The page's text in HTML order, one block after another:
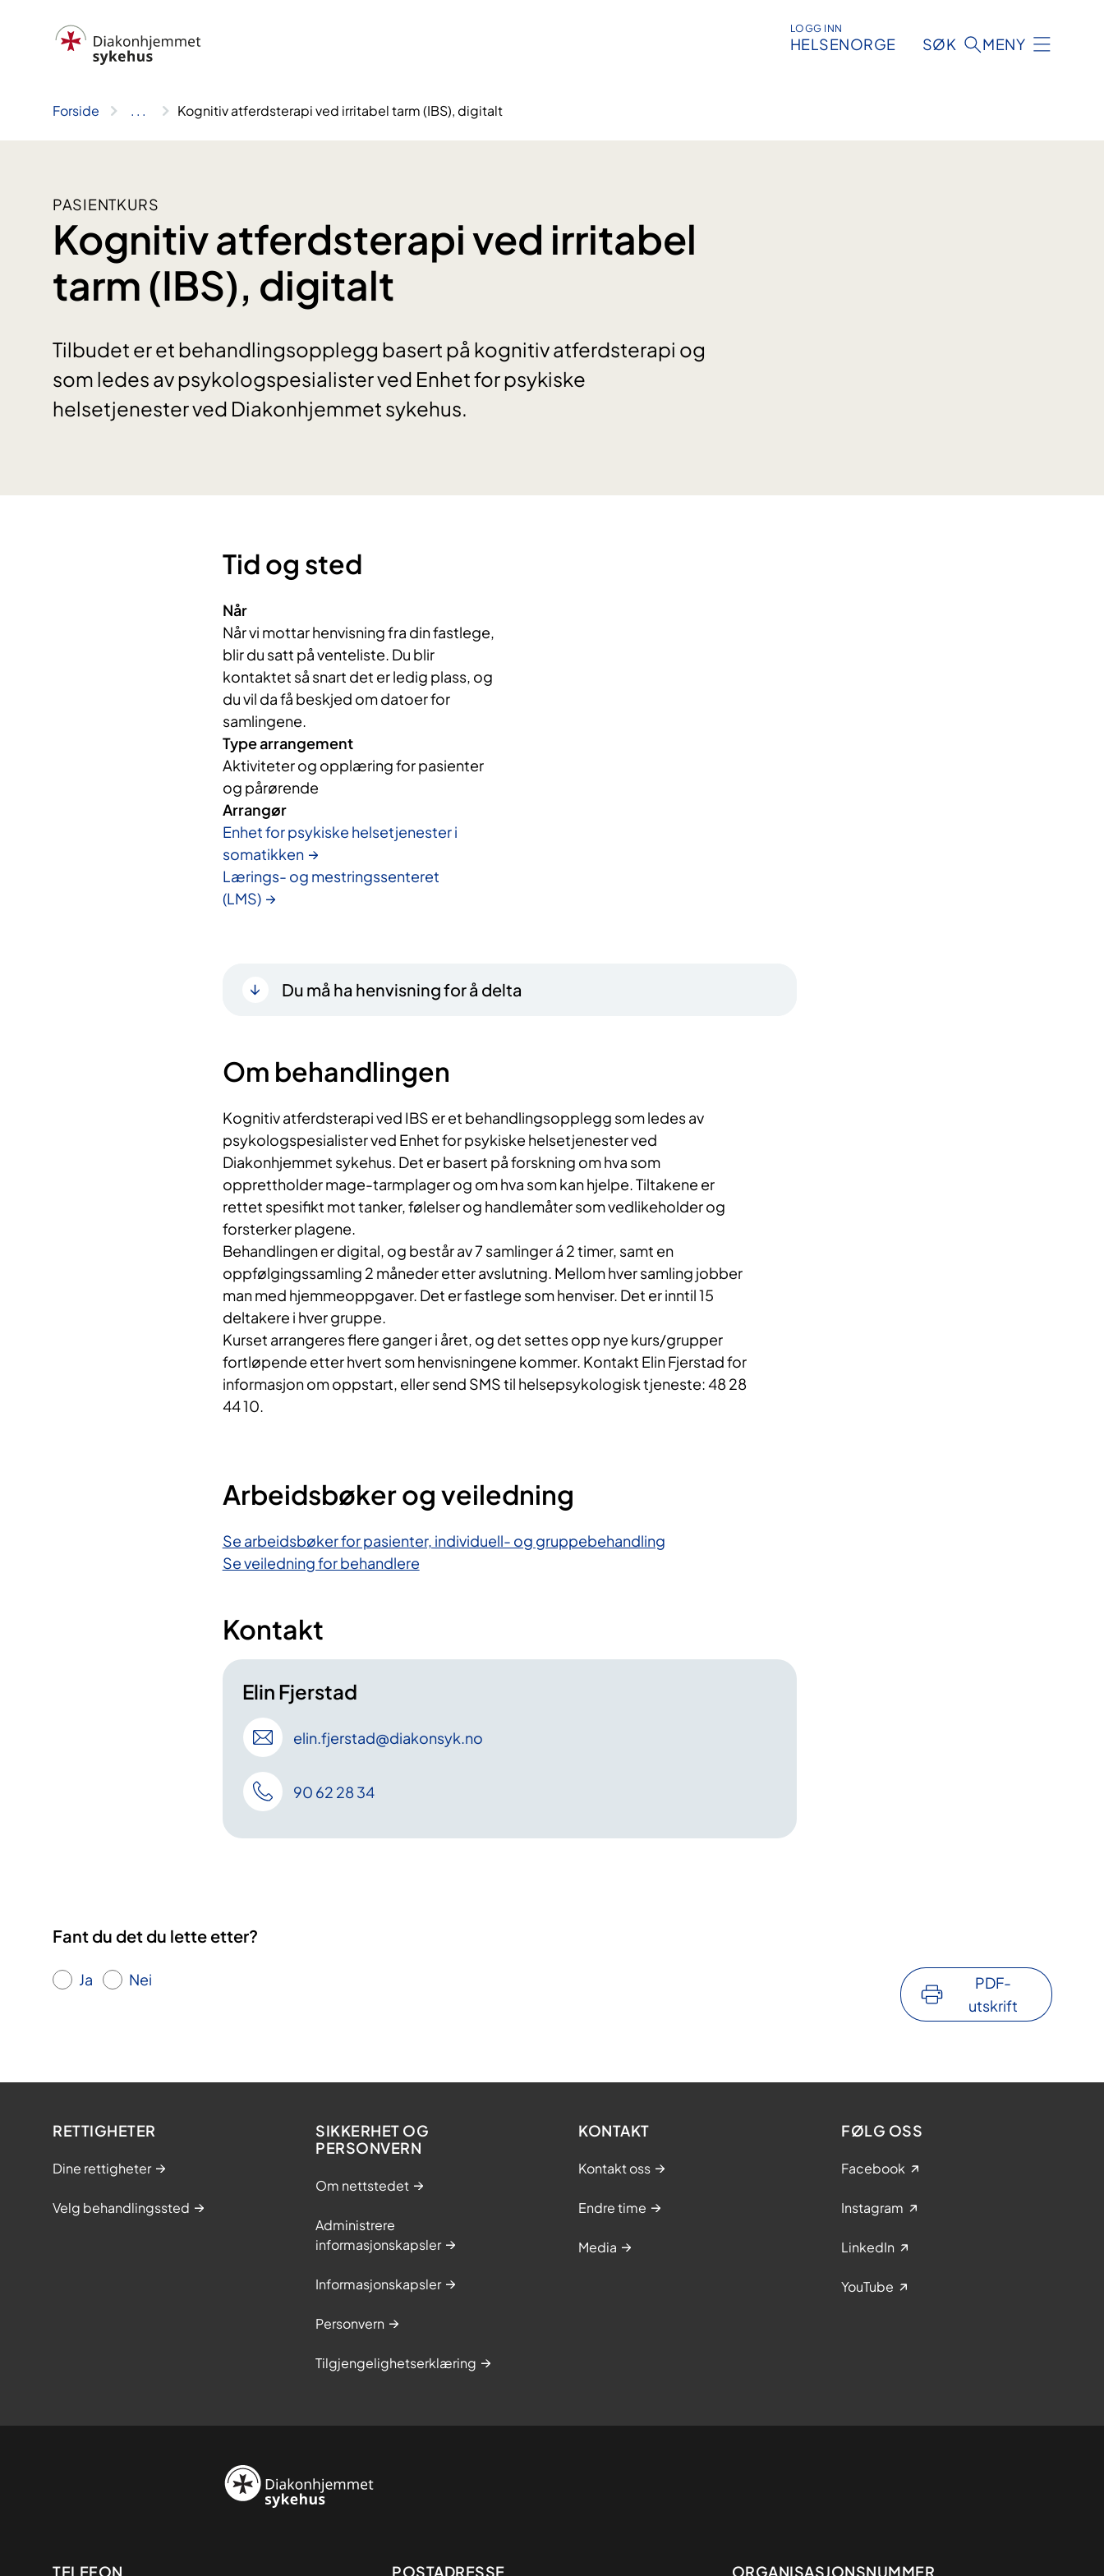
LOGG INN
HELSENORGE SØK MENY
Forside .. . Kognitiv atferdsterapi ved irritabel tarm (IBS), digitalt
PASIENTKURS
Kognitiv atferdsterapi ved irritabel
tarm (IBS), digitalt
Tilbudet er et behandlingsopplegg basert på kognitiv atferdsterapi og
som ledes av psykologspesialister ved Enhet for psykiske
helsetjenester ved Diakonhjemmet sykehus.
Tid og sted
Når
Når vi mottar henvisning fra din fastlege,
blir du satt på venteliste. Du blir
kontaktet så snart det er ledig plass, og
du vil da få beskjed om datoer for
samlingene.
Type arrangement
Aktiviteter og opplæring for pasienter
og pårørende
Arrangør
Enhet for psykiske helsetjenester i
somatikken
Lærings- og mestringssenteret
(LMS)
Du må ha henvisning for å delta
Om behandlingen
Kognitiv atferdsterapi ved IBS er et behandlingsopplegg som ledes av
psykologspesialister ved Enhet for psykiske helsetjenester ved
Diakonhjemmet sykehus. Det er basert på forskning om hva som
opprettholder mage-tarmplager og om hva som kan hjelpe. Tiltakene er
rettet spesifikt mot tanker, følelser og handlemåter som vedlikeholder og
forsterker plagene.
Behandlingen er digital, og består av 7 samlinger á 2 timer, samt en
oppfølgingssamling 2 måneder etter avslutning. Mellom hver samling jobber
man med hjemmeoppgaver. Det er fastlege som henviser. Det er inntil 15
deltakere i hver gruppe.
Kurset arrangeres flere ganger i året, og det settes opp nye kurs/grupper
fortløpende etter hvert som henvisningene kommer. Kontakt Elin Fjerstad for
informasjon om oppstart, eller send SMS til helsepsykologisk tjeneste: 48 28
44 10.
Arbeidsbøker og veiledning
Se arbeidsbøker for pasienter, individuell- og gruppebehandling
Se veiledning for behandlere
Kontakt
Elin Fjerstad
elin.fjerstad@diakonsyk.no
90 62 28 34
Fant du det du lette etter?
Ja Nei
PDF-
utskrift
RETTIGHETER
Dine rettigheter
Velg behandlingssted
SIKKERHET OG
PERSONVERN
Om nettstedet
Administrere
informasjonskapsler
Informasjonskapsler
Personvern
Tilgjengelighetserklæring
KONTAKT
Kontakt oss
Endre time
Media
FØLG OSS
Facebook
Instagram
LinkedIn
YouTube
TELEFON POSTADRESSE ORGANISASJONSNUMMER